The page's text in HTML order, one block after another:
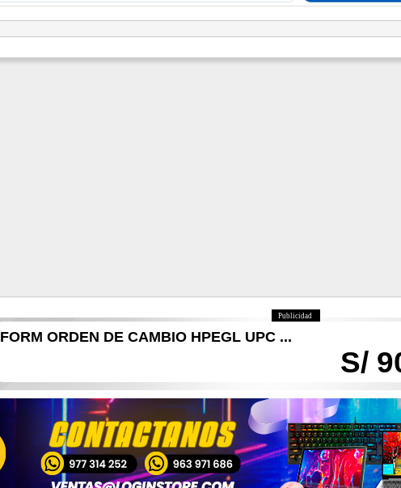
Publicidad
S/
FORM ORDEN DE CAMBIO HPEGL UPC ...